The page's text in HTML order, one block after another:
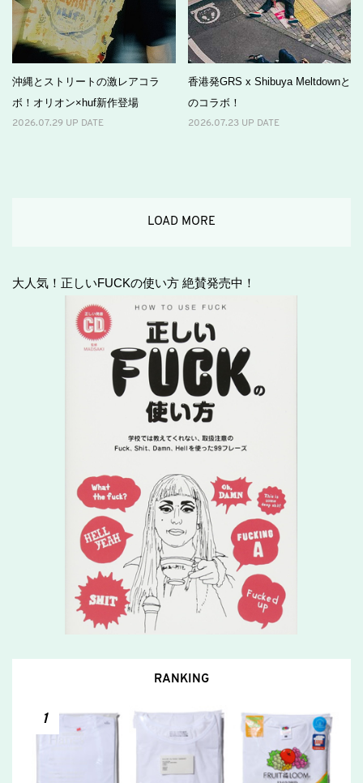
沖縄とストリートの激レアコラ
ボ！オリオン×huf新作登場
2026.07.29 UP DATE
香港発GRS x Shibuya Meltdownと
のコラボ！
2026.07.23 UP DATE
LOAD MORE
大人気！正しいFUCKの使い方 絶賛発売中！
RANKING
1